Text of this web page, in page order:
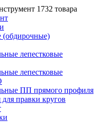
1732 товара
(обдирочные)
лепестковые
лепестковые
ПП прямого профиля
правки кругов